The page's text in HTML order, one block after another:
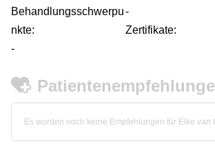
Behandlungsschwerpu
nkte:
-
Zertifikate:
-
Es wurden noch keine Empfehlungen für Elke van